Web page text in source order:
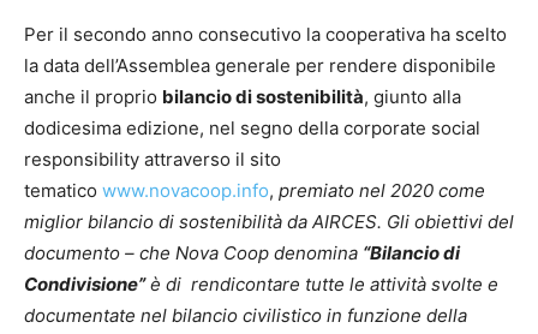
Per il secondo anno consecutivo la cooperativa ha scelto
la data dell’Assemblea generale per rendere disponibile
anche il proprio bilancio di sostenibilità, giunto alla
dodicesima edizione, nel segno della corporate social
responsibility attraverso il sito
tematico www.novacoop.info, premiato nel 2020 come
miglior bilancio di sostenibilità da AIRCES. Gli obiettivi del
documento – che Nova Coop denomina “Bilancio di
Condivisione”è di rendicontare tutte le attività svolte e
documentate nel bilancio civilistico in funzione della